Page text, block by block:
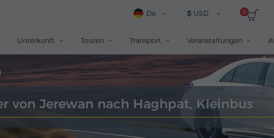
0
$ USD
De
Unterkunft Touren Transport Veranstaltungen
von Jerewan nach Haghpat, Kleinbus